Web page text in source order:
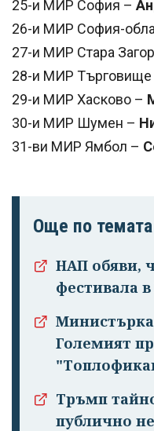
25-и МИР София –
26-и МИР София-
27-и МИР Стара
28-и МИР Търговище
29-и МИР Хасково –
30-и МИР Шумен –
31-ви МИР Ямбол –
Още по темата
НАП обяви,
фестивала в
Големият
Тръмп
публично